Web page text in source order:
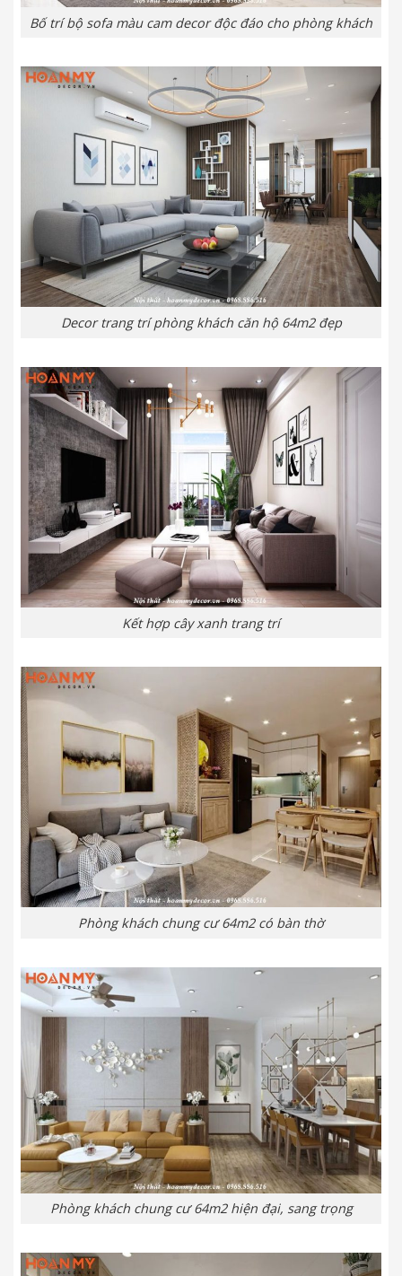
Bố trí bộ sofa màu cam decor độc đáo cho phòng khách
Decor trang trí phòng khách căn hộ 64m2 đẹp
Kết hợp cây xanh trang trí
Phòng khách chung cư 64m2 có bàn thờ
Phòng khách chung cư 64m2 hiện đại, sang trọng